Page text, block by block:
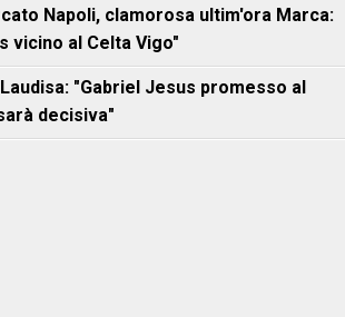
Napoli, clamorosa ultim'ora Marca:
vicino al Celta Vigo"
"Gabriel Jesus promesso al
decisiva"